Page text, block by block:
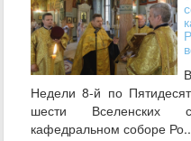
Недели 8-й по
шести Вселенских
кафедральном соборе